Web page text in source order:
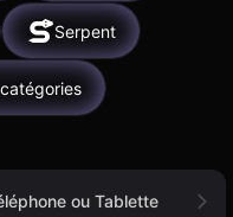
Serpent
ou Tablette